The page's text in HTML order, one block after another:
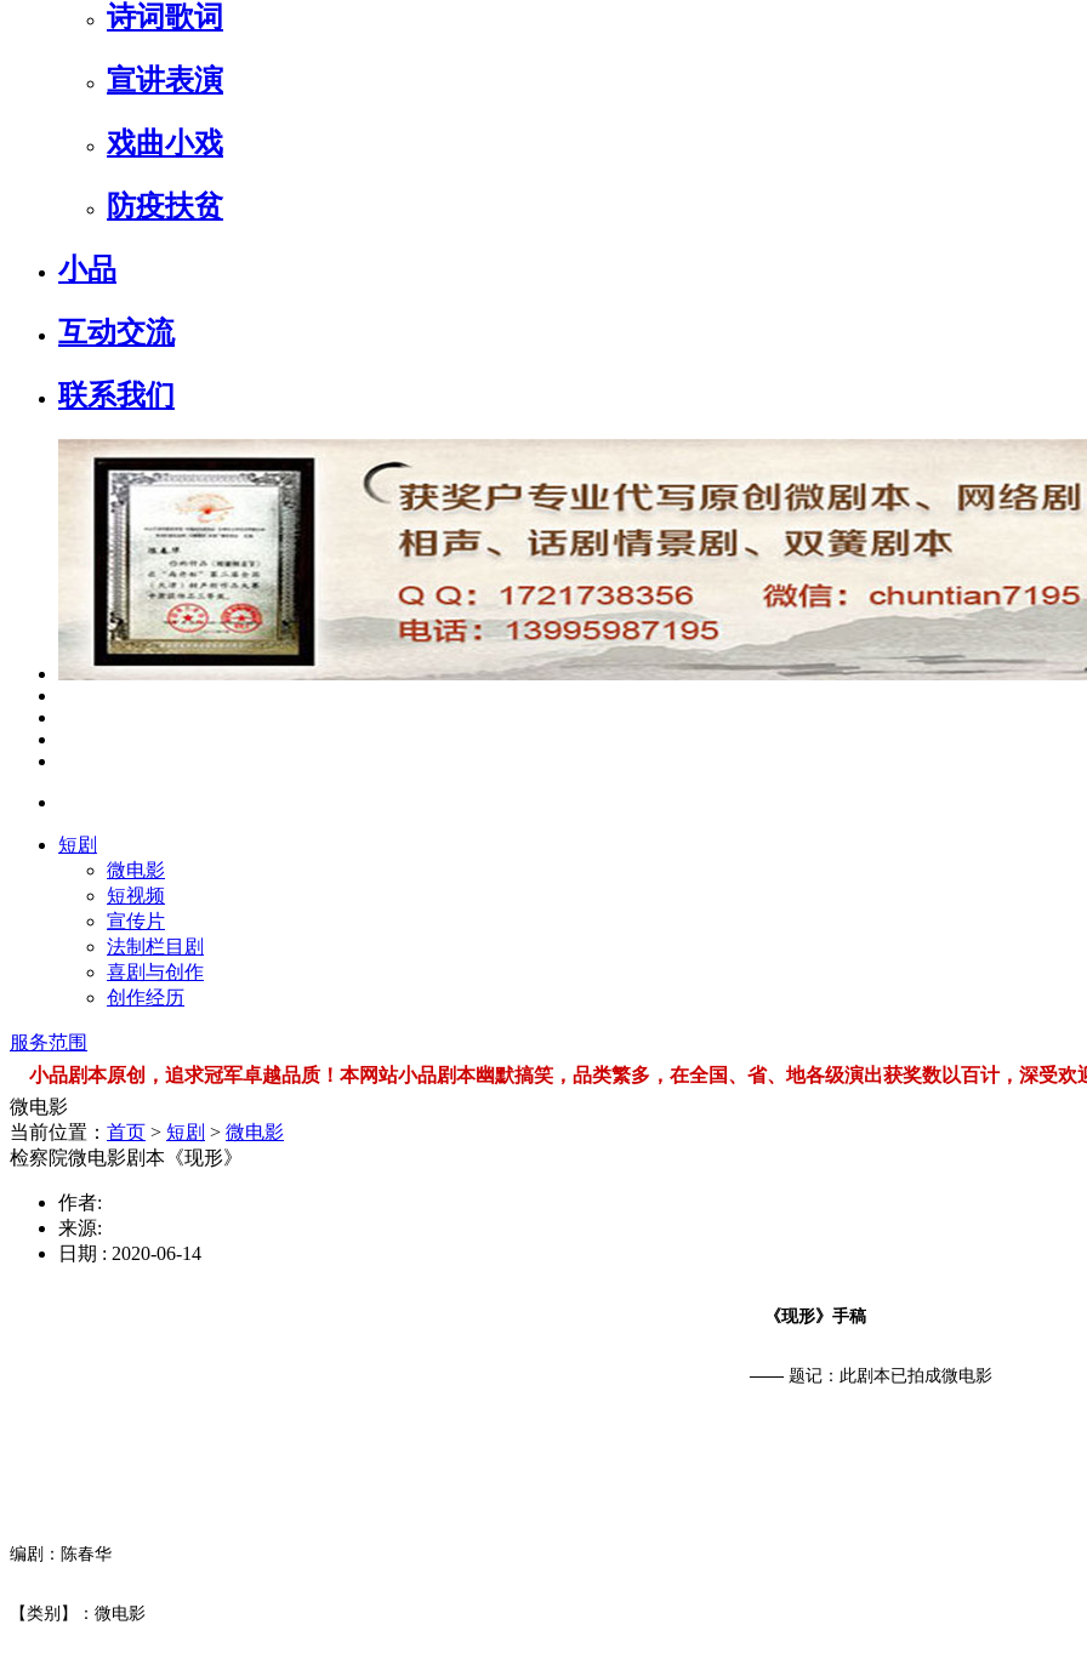
诗词歌词
宣讲表演
戏曲小戏
防疫扶贫
小品
互动交流
联系我们
短剧
微电影
短视频
宣传片
法制栏目剧
喜剧与创作
创作经历
服务范围
小品剧本原创，追求冠军卓越品质！本网站小品剧本幽默搞笑，品类繁多，在全国、省、地各级演出获奖数以百计，深受欢
微电影
当前位置： 首页 > 短剧 > 微电影
检察院微电影剧本《现形》
作者:
来源:
日期 : 2020-06-14
《现形》手稿
—— 题记：此剧本已拍成微电影
编剧：陈春华
【类别】：微电影